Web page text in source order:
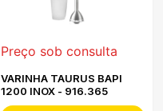
Preço sob consulta
VARINHA TAURUS BAPI
1200 INOX - 916.365